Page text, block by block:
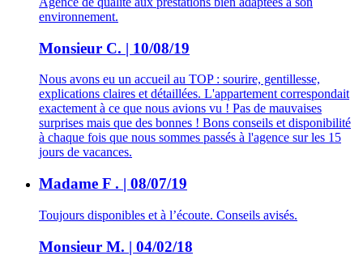
environnement.
Monsieur C. | 10/08/19
Nous avons eu un accueil au TOP : sourire, gentillesse,
explications claires et détaillées. L'appartement correspondait
exactement à ce que nous avions vu ! Pas de mauvaises
surprises mais que des bonnes ! Bons conseils et disponibilité
à chaque fois que nous sommes passés à l'agence sur les 15
jours de vacances.
Madame F . | 08/07/19
Toujours disponibles et à l’écoute. Conseils avisés.
Monsieur M. | 04/02/18